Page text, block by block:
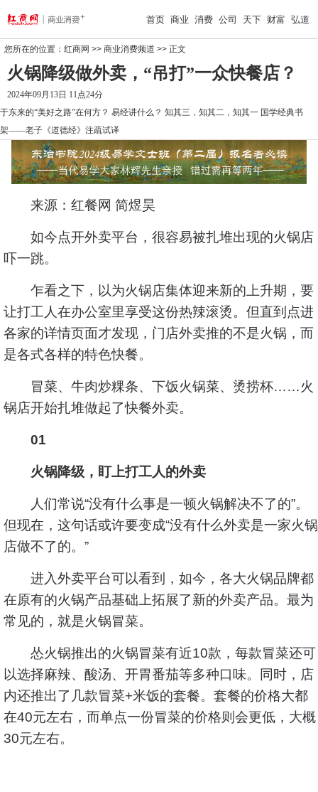
首页 商业 消费 公司 天下 财富 弘道
您所在的位置： 红商网 >> 商业消费频道 >> 正文
火锅降级做外卖，“吊打”一众快餐店？
2024年09月13日 11点24分
于东来的“美好之路”在何方？ 易经讲什么？ 知其三，知其二，知其一 国学经典书
架——老子《道德经》注疏试译
来源：红餐网 简煜昊
如今点开外卖平台，很容易被扎堆出现的火锅店
吓一跳。
乍看之下，以为火锅店集体迎来新的上升期，要
让打工人在办公室里享受这份热辣滚烫。但直到点进
各家的详情页面才发现，门店外卖推的不是火锅，而
是各式各样的特色快餐。
冒菜、牛肉炒粿条、下饭火锅菜、烫捞杯……火
锅店开始扎堆做起了快餐外卖。
01
火锅降级，盯上打工人的外卖
人们常说“没有什么事是一顿火锅解决不了的”。
但现在，这句话或许要变成“没有什么外卖是一家火锅
店做不了的。”
进入外卖平台可以看到，如今，各大火锅品牌都
在原有的火锅产品基础上拓展了新的外卖产品。最为
常见的，就是火锅冒菜。
怂火锅推出的火锅冒菜有近10款，每款冒菜还可
以选择麻辣、酸汤、开胃番茄等多种口味。同时，店
内还推出了几款冒菜+米饭的套餐。套餐的价格大都
在40元左右，而单点一份冒菜的价格则会更低，大概
30元左右。